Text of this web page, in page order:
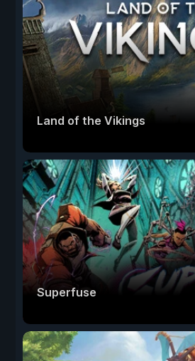
Land of the Vikings
Superfuse